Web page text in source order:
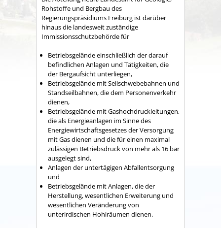
Rohstoffe und Bergbau des
Regierungspräsidiums Freiburg ist darüber
hinaus die landesweit zuständige
Immissionsschutzbehörde für
Betriebsgelände einschließlich der darauf
befindlichen Anlagen und Tätigkeiten, die
der Bergaufsicht unterliegen,
Betriebsgelände mit Seilschwebebahnen und
Standseilbahnen, die dem Personenverkehr
dienen,
Betriebsgelände mit Gashochdruckleitungen,
die als Energieanlagen im Sinne des
Energiewirtschaftsgesetzes der Versorgung
mit Gas dienen und die für einen maximal
zulässigen Betriebsdruck von mehr als 16 bar
ausgelegt sind,
Anlagen der untertägigen Abfallentsorgung
und
Betriebsgelände mit Anlagen, die der
Herstellung, wesentlichen Erweiterung und
wesentlichen Veränderung von
unterirdischen Hohlräumen dienen.